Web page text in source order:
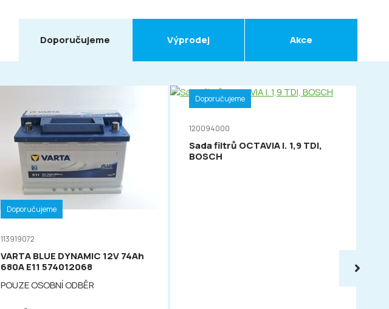
Doporučujeme Výprodej Akce
Doporučujeme
113919072
VARTA BLUE DYNAMIC 12V 74Ah
680A E11 574012068
POUZE OSOBNÍ ODBĚR
Doporučujeme
120094000
Sada filtrů OCTAVIA I. 1,9 TDI,
BOSCH